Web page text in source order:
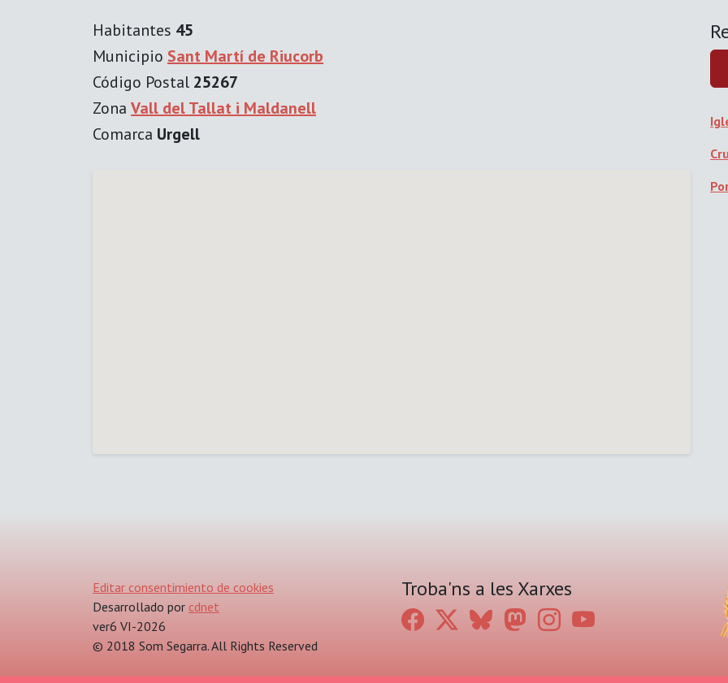
Habitantes 45
Municipio Sant Martí de Riucorb
Código Postal 25267
Zona Vall del Tallat i Maldanell
Comarca Urgell
Editar consentimiento de cookies
Desarrollado por cdnet
ver6 VI-2026
© 2018 Som Segarra. All Rights Reserved
Troba'ns a les Xarxes